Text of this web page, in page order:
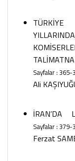
TÜRKİYE
Sayfalar : 365-
Ali
İRAN’DA
Sayfalar : 379-
Ferzat